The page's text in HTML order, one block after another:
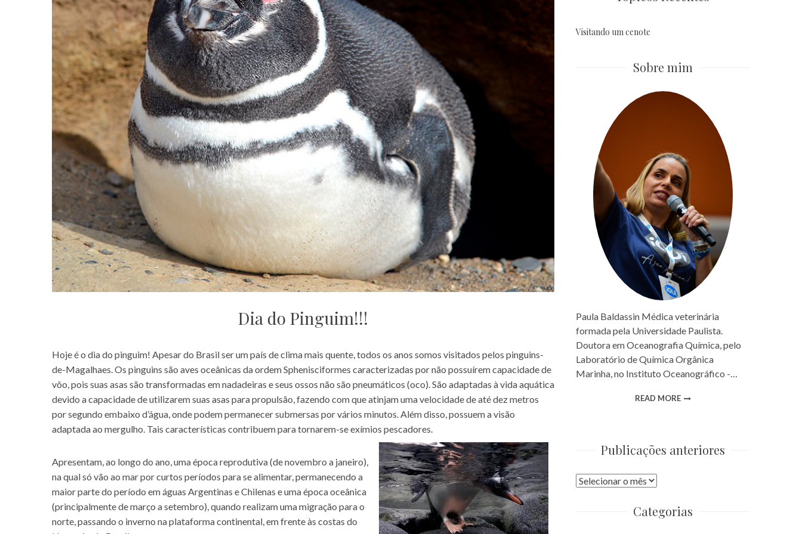
Dia do Pinguim!!!
Hoje é o dia do pinguim! Apesar do Brasil ser um país de clima mais quente, todos os anos somos visitados pelos pinguins-
de-Magalhaes. Os pinguins são aves oceânicas da ordem Sphenisciformes caracterizadas por não possuírem capacidade de
vôo, pois suas asas são transformadas em nadadeiras e seus ossos não são pneumáticos (oco). São adaptadas à vida aquática
devido a capacidade de utilizarem suas asas para propulsão, fazendo com que atinjam uma velocidade de até dez metros
por segundo embaixo d’água, onde podem permanecer submersas por vários minutos. Além disso, possuem a visão
adaptada ao mergulho. Tais características contribuem para tornarem-se exímios pescadores.
Apresentam, ao longo do ano, uma época reprodutiva (de novembro a janeiro),
na qual só vão ao mar por curtos períodos para se alimentar, permanecendo a
maior parte do período em águas Argentinas e Chilenas e uma época oceânica
(principalmente de março a setembro), quando realizam uma migração para o
norte, passando o inverno na plataforma continental, em frente às costas do
Visitando um cenote
Sobre mim
Paula Baldassin Médica veterinária
formada pela Universidade Paulista.
Doutora em Oceanografia Química, pelo
Laboratório de Química Orgânica
Marinha, no Instituto Oceanográfico -…
READ MORE
Publicações anteriores
Publicações
Categorias